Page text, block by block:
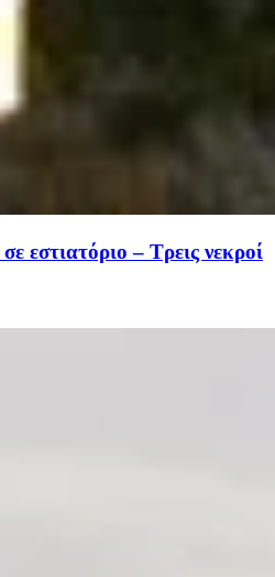
εστιατόριο – Τρεις νεκροί